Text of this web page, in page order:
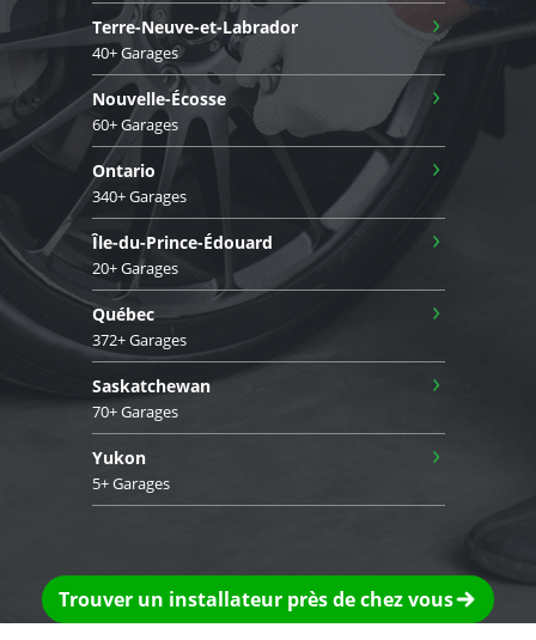
Terre-Neuve-et-Labrador
40+ Garages
›
Nouvelle-Écosse
60+ Garages
›
Ontario
340+ Garages
›
Île-du-Prince-Édouard
20+ Garages
›
Québec
372+ Garages
›
Saskatchewan
70+ Garages
›
Yukon
5+ Garages
›
Trouver un installateur près de chez vous